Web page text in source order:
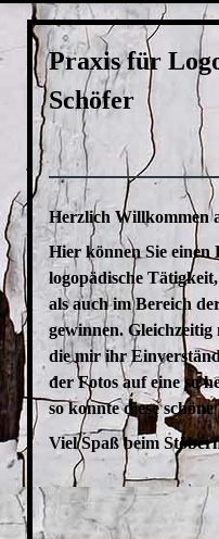
Praxis für
Schöfer
Herzlich Willkommen
Hier können Sie
logopädische
als auch im Bereich
gewinnen.
die mir ihr
der Fotos auf eine so
so konnte diese
Viel Spaß beim